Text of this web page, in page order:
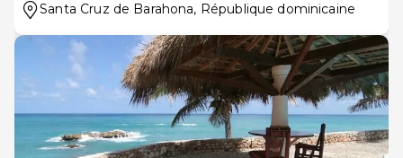
Santa Cruz de Barahona, République dominicaine